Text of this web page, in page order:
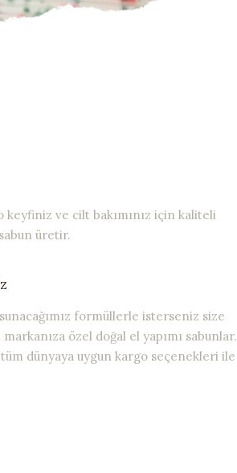
keyfiniz ve cilt bakımınız için kaliteli
üretir.
formüllerle isterseniz size
özel doğal el yapımı sabunlar.
dünyaya uygun kargo seçenekleri ile